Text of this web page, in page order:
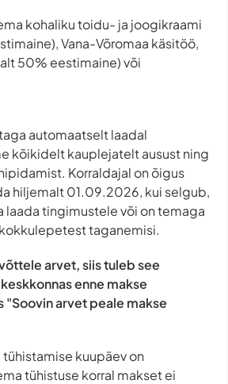
kohaliku toidu- ja joogikraami
Vana-Võromaa käsitöö,
50% eestimaine) või
automaatselt laadal
kõikidelt kauplejatelt ausust ning
Korraldajal on õigus
hiljemalt 01.09.2026, kui selgub,
laada tingimustele või on temaga
taganemisi.
arvet, siis tuleb see
enne makse
arvet peale makse
kuupäev on
tühistuse korral makset ei